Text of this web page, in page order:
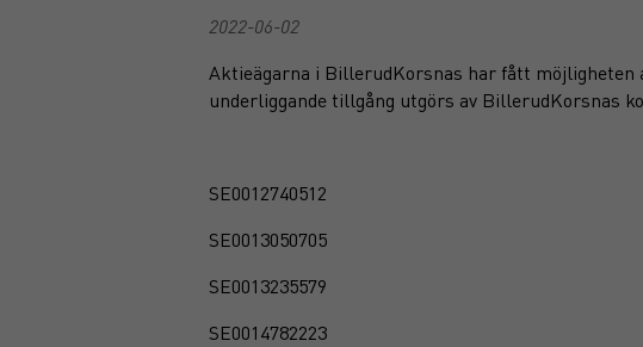
2022-06-02
Aktieägarna i BillerudKorsnas har fått
underliggande tillgång utgörs av BillerudKorsnas
SE0012740512
SE0013050705
SE0013235579
SE0014782223